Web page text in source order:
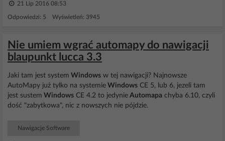
21 Lip 2016 08:53
Odpowiedzi: 5 Wyświetleń: 3945
Nie umiem wgrać automapy do nawigacji
blaupunkt lucca 3.3
Jaki tam jest system Windows w tej nawigacji? Najnowsze
AutoMapy już tylko na systemie Windows CE 5, lub 6, jezeli tam
jest sustem Windows CE 4.2 to jedynie Automapa chyba 6.10, czyli
dość "zabytkowa", nic z nowszych nie pójdzie.
Nawigacje Software